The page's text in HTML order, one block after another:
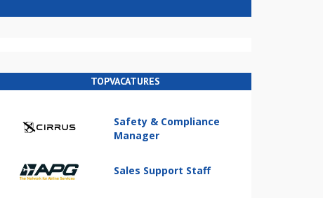
TOPVACATURES
Safety & Compliance
Manager
Sales Support Staff